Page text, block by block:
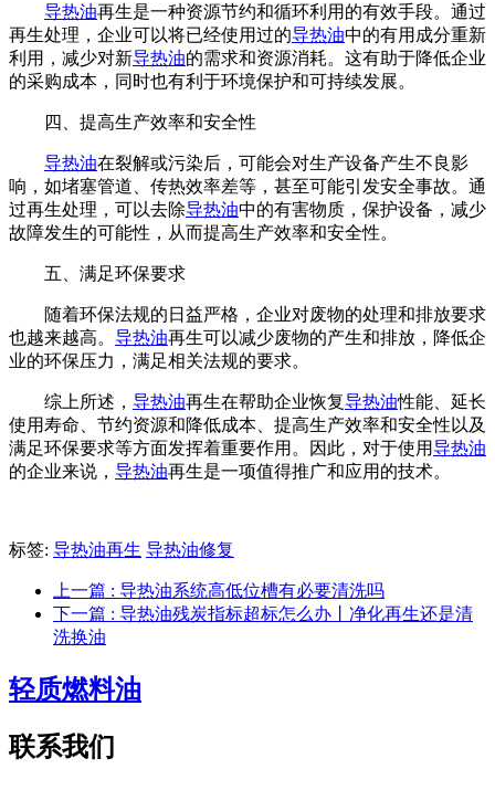
导热油再生是一种资源节约和循环利用的有效手段。通过
再生处理，企业可以将已经使用过的导热油中的有用成分重新
利用，减少对新导热油的需求和资源消耗。这有助于降低企业
的采购成本，同时也有利于环境保护和可持续发展。
四、提高生产效率和安全性
导热油在裂解或污染后，可能会对生产设备产生不良影
响，如堵塞管道、传热效率差等，甚至可能引发安全事故。通
过再生处理，可以去除导热油中的有害物质，保护设备，减少
故障发生的可能性，从而提高生产效率和安全性。
五、满足环保要求
随着环保法规的日益严格，企业对废物的处理和排放要求
也越来越高。 导热油再生可以减少废物的产生和排放，降低企
业的环保压力，满足相关法规的要求。
综上所述， 导热油再生在帮助企业恢复导热油性能、延长
使用寿命、节约资源和降低成本、提高生产效率和安全性以及
满足环保要求等方面发挥着重要作用。因此，对于使用导热油
的企业来说， 导热油再生是一项值得推广和应用的技术。
标签: 导热油再生 导热油修复
上一篇 : 导热油系统高低位槽有必要清洗吗
下一篇 : 导热油残炭指标超标怎么办丨净化再生还是清
洗换油
轻质燃料油
联系我们